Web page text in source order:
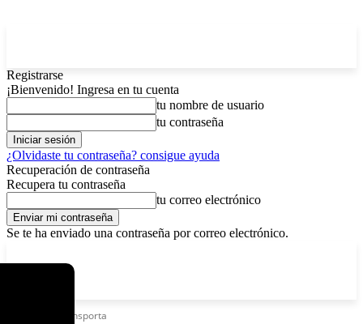
Registrarse
¡Bienvenido! Ingresa en tu cuenta
tu nombre de usuario
tu contraseña
¿Olvidaste tu contraseña? consigue ayuda
Recuperación de contraseña
Recupera tu contraseña
tu correo electrónico
Se te ha enviado una contraseña por correo electrónico.
Transporta